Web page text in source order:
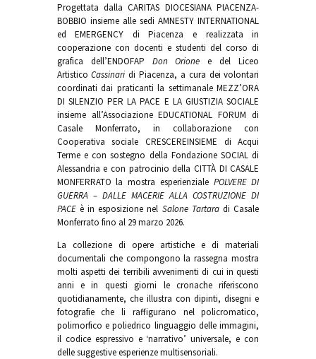
Progettata dalla CARITAS DIOCESIANA PIACENZA-
BOBBIO insieme alle sedi AMNESTY INTERNATIONAL
ed EMERGENCY di Piacenza e realizzata in
cooperazione con docenti e studenti del corso di
grafica dell’ENDOFAP
Don Orione
e del Liceo
Artistico Cassinari di Piacenza, a cura dei volontari
coordinati dai praticanti la settimanale MEZZ’ORA
DI SILENZIO PER LA PACE E LA GIUSTIZIA SOCIALE
insieme all’Associazione EDUCATIONAL FORUM di
Casale Monferrato, in collaborazione con
Cooperativa sociale CRESCEREINSIEME di Acqui
Terme e con sostegno della Fondazione SOCIAL di
Alessandria e con patrocinio della CITTÀ DI CASALE
MONFERRATO la mostra esperienziale POLVERE DI
GUERRA – DALLE MACERIE ALLA COSTRUZIONE DI
PACE è in esposizione nel Salone Tartara di Casale
Monferrato fino al 29 marzo 2026.
La collezione di opere artistiche e di materiali
documentali che compongono la rassegna mostra
molti aspetti dei terribili avvenimenti di cui in questi
anni e in questi giorni le cronache riferiscono
quotidianamente, che illustra con dipinti, disegni e
fotografie che li raffigurano nel policromatico,
polimorfico e poliedrico linguaggio delle immagini,
il codice espressivo e ‘narrativo’ universale, e con
delle suggestive esperienze multisensoriali.